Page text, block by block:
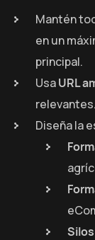
Mantén
en un
principal.
UsaURL
relevantes.
Diseña la